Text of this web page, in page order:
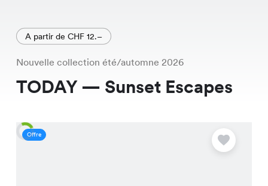
A partir de CHF 12.–
Nouvelle collection été/automne 2026
TODAY — Sunset Escapes
Offre